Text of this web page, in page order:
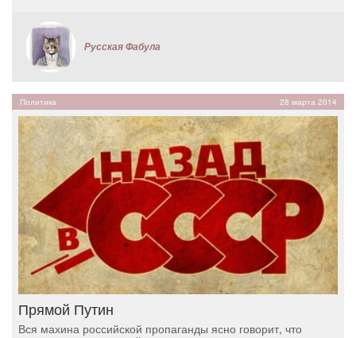
Русская Фабула
Политика 28 марта 2014
Прямой Путин
Вся махина российской пропаганды ясно говорит, что